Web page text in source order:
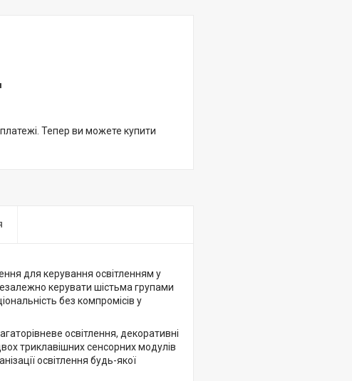
Тепер ви можете купити
для керування освітленням у
керувати шістьма групами
без компромісів у
освітлення, декоративні
триклавішних сенсорних модулів
освітлення будь-якої